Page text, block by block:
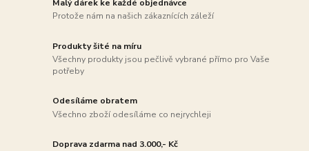
Malý dárek ke každé objednávce
Protože nám na našich zákaznících záleží
Produkty šité na míru
Všechny produkty jsou pečlivě vybrané přímo pro Vaše
potřeby
Odesíláme obratem
Všechno zboží odesíláme co nejrychleji
Doprava zdarma nad 3.000,- Kč